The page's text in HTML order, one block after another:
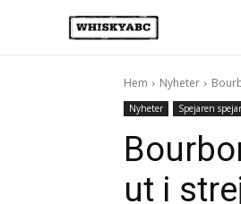
Hem Nyheter
Nyheter Spejaren spejar
ut i